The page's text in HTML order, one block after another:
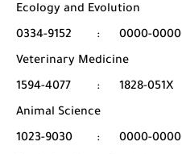
Ecology and Evolution
0334-9152
: 0000-0000
Veterinary Medicine
1594-4077
: 1828-051X
Animal Science
1023-9030
: 0000-0000